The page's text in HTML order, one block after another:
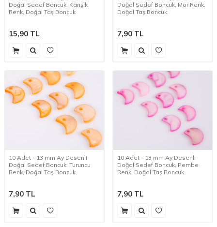
Doğal Sedef Boncuk, Karışık
Renk, Doğal Taş Boncuk
15,90 TL
Doğal Sedef Boncuk, Mor Renk,
Doğal Taş Boncuk
7,90 TL
10 Adet - 13 mm Ay Desenli
Doğal Sedef Boncuk, Turuncu
Renk, Doğal Taş Boncuk
7,90 TL
10 Adet - 13 mm Ay Desenli
Doğal Sedef Boncuk, Pembe
Renk, Doğal Taş Boncuk
7,90 TL